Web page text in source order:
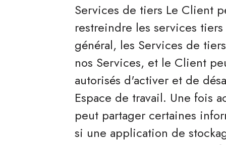
Services de tiers Le Client
restreindre les services
général, les Services de
nos Services, et le Client
autorisés d'activer et de
Espace de travail. Une fois
peut partager certaines
si une application de